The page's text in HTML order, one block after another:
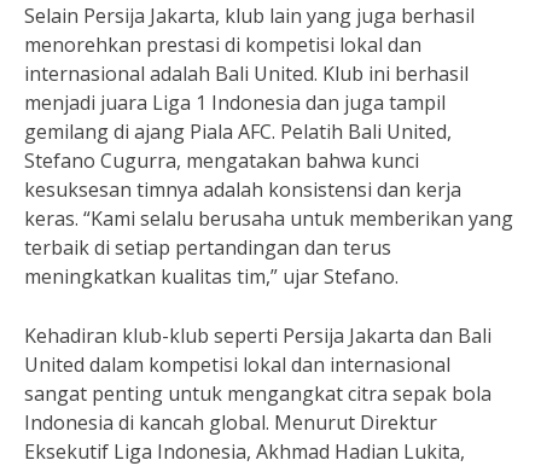
Selain Persija Jakarta, klub lain yang juga berhasil
menorehkan prestasi di kompetisi lokal dan
internasional adalah Bali United. Klub ini berhasil
menjadi juara Liga 1 Indonesia dan juga tampil
gemilang di ajang Piala AFC. Pelatih Bali United,
Stefano Cugurra, mengatakan bahwa kunci
kesuksesan timnya adalah konsistensi dan kerja
keras. “Kami selalu berusaha untuk memberikan yang
terbaik di setiap pertandingan dan terus
meningkatkan kualitas tim,” ujar Stefano.
Kehadiran klub-klub seperti Persija Jakarta dan Bali
United dalam kompetisi lokal dan internasional
sangat penting untuk mengangkat citra sepak bola
Indonesia di kancah global. Menurut Direktur
Eksekutif Liga Indonesia, Akhmad Hadian Lukita,